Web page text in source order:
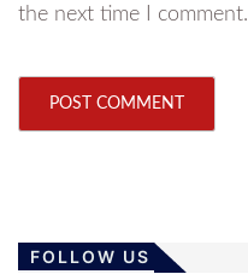
the next time I comment.
FOLLOW US